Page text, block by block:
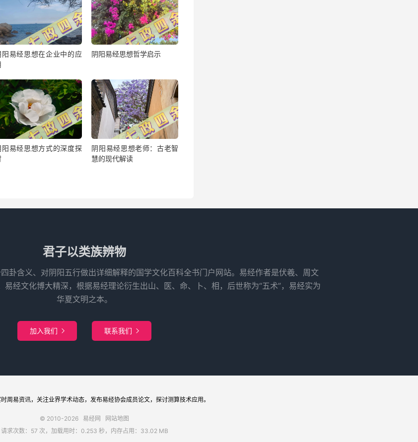
阳易经思想在企业中的应
阴阳易经思想哲学启示
阳易经思想方式的深度探
阴阳易经思想老师：古老智
慧的现代解读
君子以类族辨物
卦含义、对阴阳五行做出详细解释的国学文化百科全书门户网站。易经作者是伏羲、周文
易经文化博大精深，根据易经理论衍生出山、医、命、卜、相，后世称为“五术”，易经实为
华夏文明之本。
加入我们  联系我们 
周易资讯，关注业界学术动态，发布易经协会成员论文，探讨测算技术应用。
© 2010-2026 易经网
网站地图
请求次数：57 次，加载用时：0.253 秒，内存占用：33.02 MB